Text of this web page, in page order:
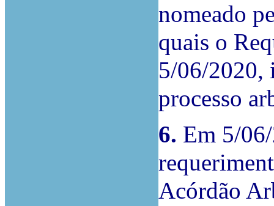
nomeado
quais o
5/06/2020,
processo
6. Em 5/
Acórdão